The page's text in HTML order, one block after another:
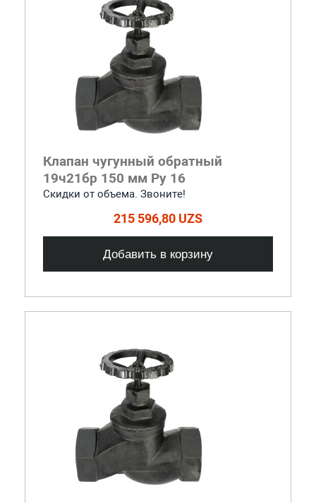
Клапан чугунный обратный
19ч21бр 150 мм Ру 16
Скидки от объема. Звоните!
215 596,80 UZS
Добавить в корзину